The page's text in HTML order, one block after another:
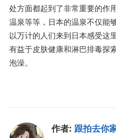
处方面都起到了非常重要的作
温泉等等，日本的温泉不仅能
以万计的人们来到日本感受这
有益于皮肤健康和淋巴排毒探
泡澡。
作者: 跟拍去你